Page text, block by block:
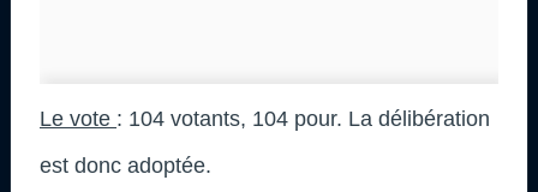
Le vote : 104 votants, 104 pour. La délibération
est donc adoptée.